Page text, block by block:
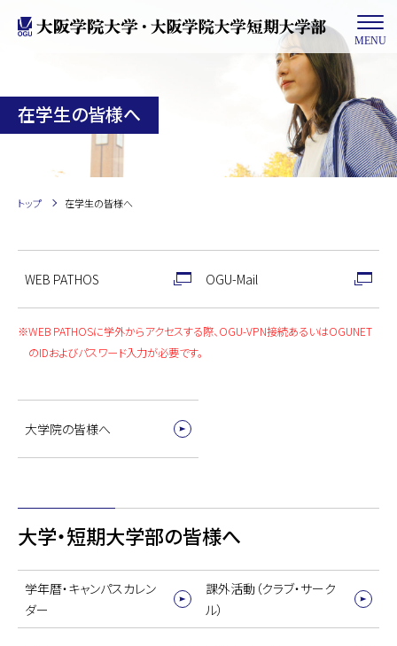
MENU
在学生の皆様へ
トップ 在学生の皆様へ
WEB PATHOS OGU-Mail
WEB PATHOSに学外からアクセスする際、OGU-VPN接続あるいはOGUNET
のIDおよびパスワード入力が必要です。
大学院の皆様へ
大学・短期大学部の皆様へ
学年暦・キャンパスカレン
ダー
課外活動（クラブ・サーク
ル）